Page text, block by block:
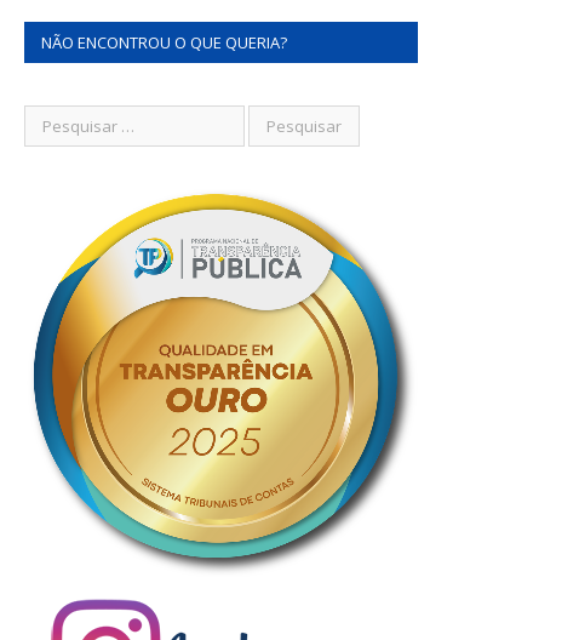
NÃO ENCONTROU O QUE QUERIA?